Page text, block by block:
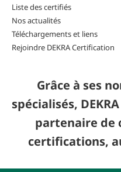
Liste des certifiés
Nos actualités
Téléchargements et liens
Rejoindre DEKRA Certification
Grâce à ses
spécialisés,
partenaire de
certifications,